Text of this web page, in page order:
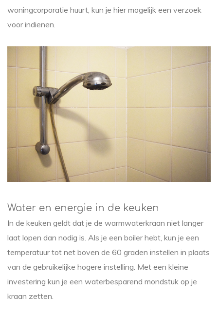
woningcorporatie huurt, kun je hier mogelijk een verzoek
voor indienen.
Water en energie in de keuken
In de keuken geldt dat je de warmwaterkraan niet langer
laat lopen dan nodig is. Als je een boiler hebt, kun je een
temperatuur tot net boven de 60 graden instellen in plaats
van de gebruikelijke hogere instelling. Met een kleine
investering kun je een waterbesparend mondstuk op je
kraan zetten.